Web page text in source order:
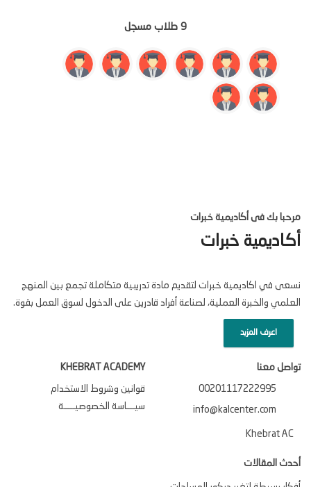
9 طلاب مسجل
مرحبا بك فى أكاديمية خبرات
أكاديمية خبرات
نسعى في اكاديمية خبرات لتقديم مادة تدريبية متكاملة تجمع بين المنهج
العلمي والخبرة العملية، لصناعة أفراد قادرين على الدخول لسوق العمل بقوة.
اعرف المزيد
تواصل معنا
00201117222995
info@kalcenter.com
Khebrat AC
KHEBRAT ACADEMY
قوانين وشروط الاستخدام
سيـــاسة الخصوصيــــة
أحدث المقالات